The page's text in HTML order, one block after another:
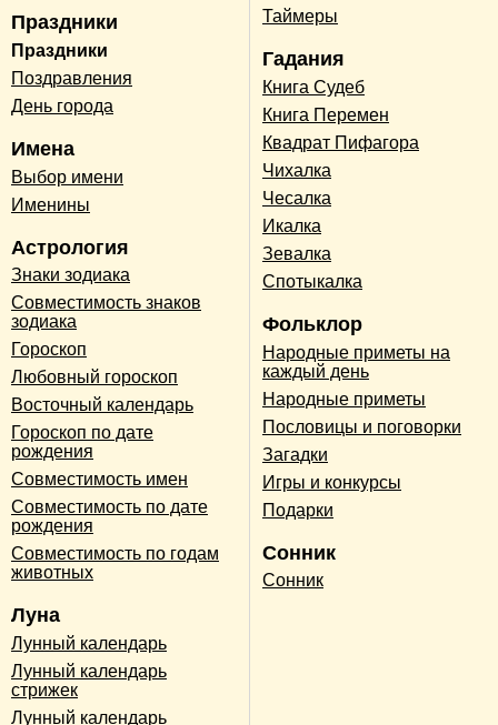
Праздники
Праздники
Поздравления
День города
Имена
Выбор имени
Именины
Астрология
Знаки зодиака
Совместимость знаков
зодиака
Гороскоп
Любовный гороскоп
Восточный календарь
Гороскоп по дате
рождения
Совместимость имен
Совместимость по дате
рождения
Совместимость по годам
животных
Луна
Лунный календарь
Лунный календарь
стрижек
Лунный календарь
Таймеры
Гадания
Книга Судеб
Книга Перемен
Квадрат Пифагора
Чихалка
Чесалка
Икалка
Зевалка
Спотыкалка
Фольклор
Народные приметы на
каждый день
Народные приметы
Пословицы и поговорки
Загадки
Игры и конкурсы
Подарки
Сонник
Сонник